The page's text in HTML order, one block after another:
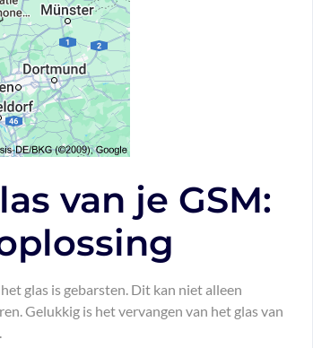
van je GSM:
glas is gebarsten. Dit kan niet alleen
Gelukkig is het vervangen van het glas van